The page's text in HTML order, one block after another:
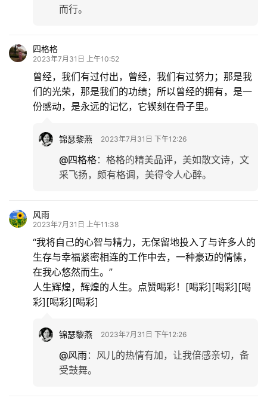
而行。
四格格
2023年7月31日 上午10:52
曾经，我们有过付出，曾经，我们有过努力；那是我
们的光荣，那是我们的功绩；所以曾经的拥有，是一
份感动，是永远的记忆，它锲刻在骨子里。
锦瑟黎燕 2023年7月31日 下午12:26
@四格格： 格格的精美品评，美如散文诗，文
采飞扬，颇有格调，美得令人心醉。
风雨
2023年7月31日 上午11:38
“我将自己的心智与精力，无保留地投入了与许多人的
生存与幸福紧密相连的工作中去，一种豪迈的情愫，
在我心悠然而生。”
人生辉煌，辉煌的人生。点赞喝彩！[喝彩][喝彩][喝
彩][喝彩][喝彩]
锦瑟黎燕 2023年7月31日 下午12:26
@风雨： 风儿的热情有加，让我倍感亲切，备
受鼓舞。